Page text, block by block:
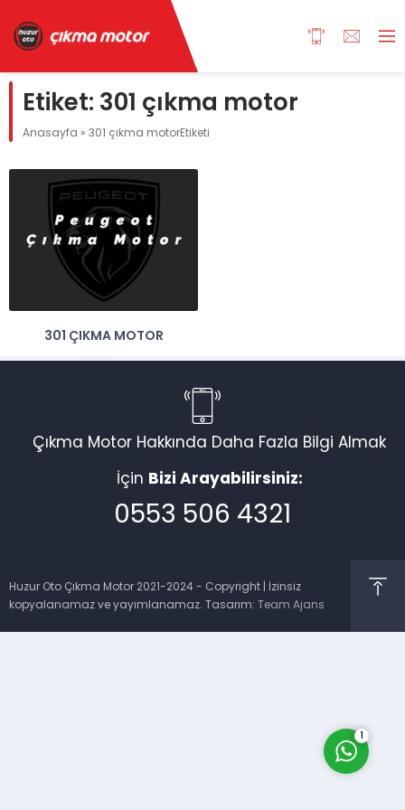
Etiket: 301 çıkma motor
Anasayfa » 301 çıkma motorEtiketi
301 ÇIKMA MOTOR
Çıkma Motor Hakkında Daha Fazla Bilgi Almak
İçin Bizi Arayabilirsiniz:
0553 506 4321
Huzur Oto Çıkma Motor 2021-2024 - Copyright | İzinsiz
kopyalanamaz ve yayımlanamaz. Tasarım: Team Ajans
Müşteri Temsilcisi
1